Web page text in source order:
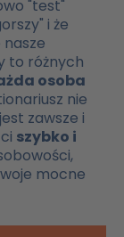
"test"
i że
to różnych
osoba
nie
zawsze i
szybko i
mocne